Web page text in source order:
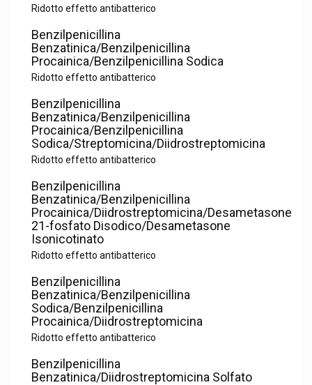
Ridotto effetto antibatterico
Benzilpenicillina
Benzatinica/Benzilpenicillina
Procainica/Benzilpenicillina Sodica
Ridotto effetto antibatterico
Benzilpenicillina
Benzatinica/Benzilpenicillina
Procainica/Benzilpenicillina
Sodica/Streptomicina/Diidrostreptomicina
Ridotto effetto antibatterico
Benzilpenicillina
Benzatinica/Benzilpenicillina
Procainica/Diidrostreptomicina/Desametasone
21-fosfato Disodico/Desametasone
Isonicotinato
Ridotto effetto antibatterico
Benzilpenicillina
Benzatinica/Benzilpenicillina
Sodica/Benzilpenicillina
Procainica/Diidrostreptomicina
Ridotto effetto antibatterico
Benzilpenicillina
Benzatinica/Diidrostreptomicina Solfato